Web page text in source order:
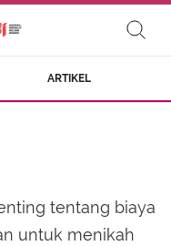
ARTIKEL
tentang biaya
untuk menikah